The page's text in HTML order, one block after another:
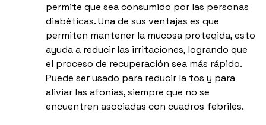
permite que sea consumido por las personas
diabéticas. Una de sus ventajas es que
permiten mantener la mucosa protegida, esto
ayuda a reducir las irritaciones, logrando que
el proceso de recuperación sea más rápido.
Puede ser usado para reducir la tos y para
aliviar las afonías, siempre que no se
encuentren asociadas con cuadros febriles.